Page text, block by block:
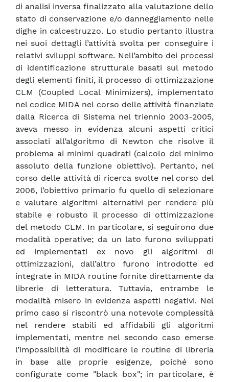
di analisi inversa finalizzato alla valutazione dello
stato di conservazione e/o danneggiamento nelle
dighe in calcestruzzo. Lo studio pertanto illustra
nei suoi dettagli l’attività svolta per conseguire i
relativi sviluppi software. Nell’ambito dei processi
di identificazione strutturale basati sul metodo
degli elementi finiti, il processo di ottimizzazione
CLM (Coupled Local Minimizers), implementato
nel codice MIDA nel corso delle attività finanziate
dalla Ricerca di Sistema nel triennio 2003-2005,
aveva messo in evidenza alcuni aspetti critici
associati all’algoritmo di Newton che risolve il
problema ai minimi quadrati (calcolo del minimo
assoluto della funzione obiettivo). Pertanto, nel
corso delle attività di ricerca svolte nel corso del
2006, l’obiettivo primario fu quello di selezionare
e valutare algoritmi alternativi per rendere più
stabile e robusto il processo di ottimizzazione
del metodo CLM. In particolare, si seguirono due
modalità operative; da un lato furono sviluppati
ed implementati ex novo gli algoritmi di
ottimizzazioni, dall’altro furono introdotte ed
integrate in MIDA routine fornite direttamente da
librerie di letteratura. Tuttavia, entrambe le
modalità misero in evidenza aspetti negativi. Nel
primo caso si riscontrò una notevole complessità
nel rendere stabili ed affidabili gli algoritmi
implementati, mentre nel secondo caso emerse
l’impossibilità di modificare le routine di libreria
in base alle proprie esigenze, poiché sono
configurate come "black box"; in particolare, è